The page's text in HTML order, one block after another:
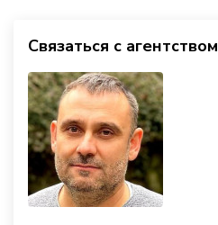
Связаться с агентством